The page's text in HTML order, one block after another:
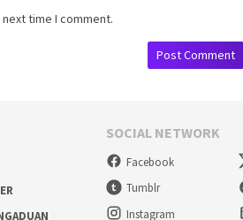
time I comment.
SOCIAL NETWORK
Facebook
Tumblr
Instagram